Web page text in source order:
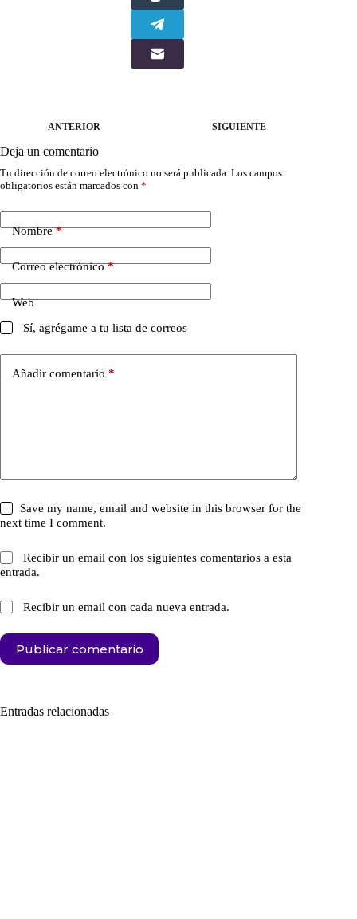
ANTERIOR SIGUIENTE
Deja un comentario
Tu dirección de correo electrónico no será publicada. Los campos
obligatorios están marcados con *
Nombre*
Correo electrónico*
Web
Sí, agrégame a tu lista de correos
Añadir comentario *
Save my name, email and website in this browser for the
next time I comment.
Recibir un email con los siguientes comentarios a esta
entrada.
Recibir un email con cada nueva entrada.
Publicar comentario
Entradas relacionadas